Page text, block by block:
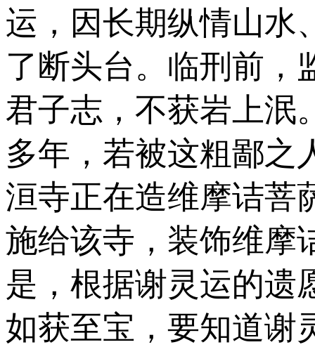
运，因长期纵情山水
了断头台。临刑前，
君子志，不获岩上泯
多年，若被这粗鄙之
洹寺正在造维摩诘菩
施给该寺，装饰维摩
是，根据谢灵运的遗
如获至宝，要知道谢